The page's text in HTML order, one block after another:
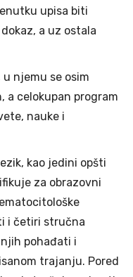
upisa biti
a uz ostala
njemu se osim
a celokupan program
nauke i
kao jedini opšti
za obrazovni
i četiri stručna
pohađati i
trajanju. Pored